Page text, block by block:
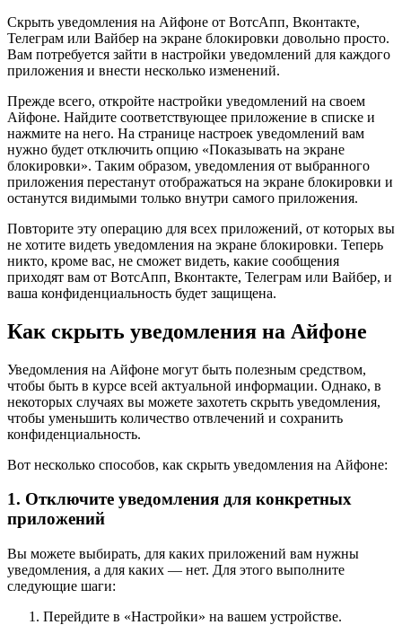
Скрыть уведомления на Айфоне от ВотсАпп, Вконтакте,
Телеграм или Вайбер на экране блокировки довольно просто.
Вам потребуется зайти в настройки уведомлений для каждого
приложения и внести несколько изменений.
Прежде всего, откройте настройки уведомлений на своем
Айфоне. Найдите соответствующее приложение в списке и
нажмите на него. На странице настроек уведомлений вам
нужно будет отключить опцию «Показывать на экране
блокировки». Таким образом, уведомления от выбранного
приложения перестанут отображаться на экране блокировки и
останутся видимыми только внутри самого приложения.
Повторите эту операцию для всех приложений, от которых вы
не хотите видеть уведомления на экране блокировки. Теперь
никто, кроме вас, не сможет видеть, какие сообщения
приходят вам от ВотсАпп, Вконтакте, Телеграм или Вайбер, и
ваша конфиденциальность будет защищена.
Как скрыть уведомления на Айфоне
Уведомления на Айфоне могут быть полезным средством,
чтобы быть в курсе всей актуальной информации. Однако, в
некоторых случаях вы можете захотеть скрыть уведомления,
чтобы уменьшить количество отвлечений и сохранить
конфиденциальность.
Вот несколько способов, как скрыть уведомления на Айфоне:
1. Отключите уведомления для конкретных
приложений
Вы можете выбирать, для каких приложений вам нужны
уведомления, а для каких — нет. Для этого выполните
следующие шаги:
Перейдите в «Настройки» на вашем устройстве.